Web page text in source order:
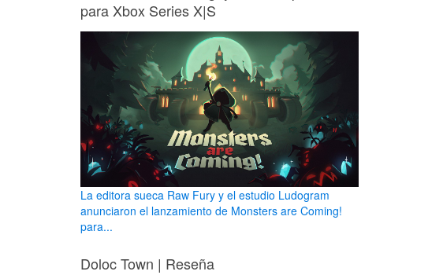
para Xbox Series X|S
La editora sueca Raw Fury y el estudio Ludogram
anunciaron el lanzamiento de Monsters are Coming!
para...
Doloc Town | Reseña